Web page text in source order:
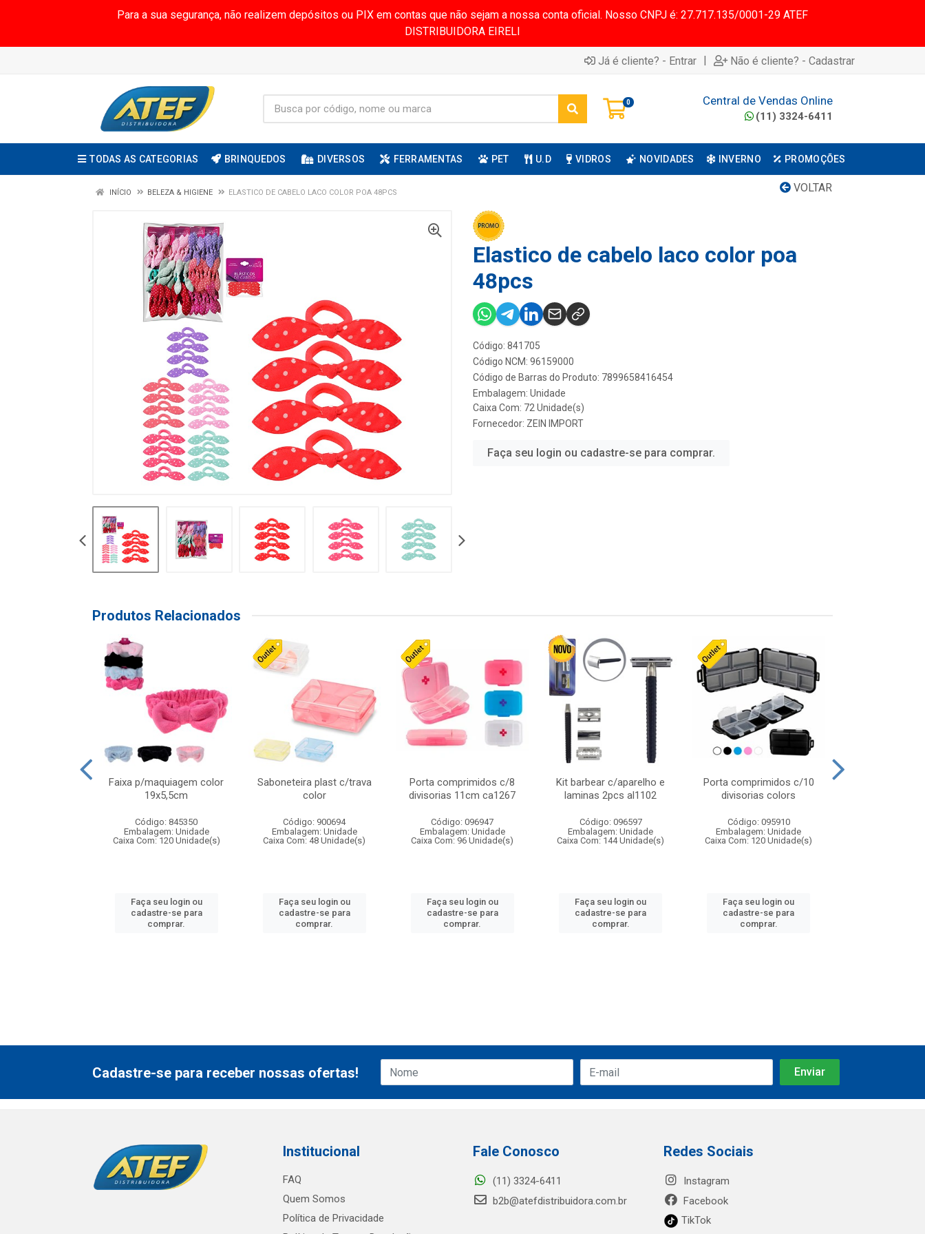
Para a sua segurança, não realizem depósitos ou PIX em contas que não sejam a nossa conta oficial. Nosso CNPJ é: 27.717.135/0001-29 ATEF
DISTRIBUIDORA EIRELI
Já é cliente? - Entrar | Não é cliente? - Cadastrar
0 Central de Vendas Online
(11) 3324-6411
TODAS AS CATEGORIAS BRINQUEDOS DIVERSOS FERRAMENTAS PET U.D VIDROS NOVIDADES INVERNO PROMOÇÕES
VOLTAR
INÍCIO BELEZA & HIGIENE ELASTICO DE CABELO LACO COLOR POA 48PCS
Elastico de cabelo laco color poa
48pcs
Código: 841705
Código NCM: 96159000
Código de Barras do Produto: 7899658416454
Embalagem: Unidade
Caixa Com: 72 Unidade(s)
Fornecedor: ZEIN IMPORT
Faça seu login ou cadastre-se para comprar.
Produtos Relacionados
Faixa p/maquiagem color
19x5,5cm
Código: 845350
Embalagem: Unidade
Caixa Com: 120 Unidade(s)
Faça seu login ou
cadastre-se para
comprar.
Saboneteira plast c/trava
color
Código: 900694
Embalagem: Unidade
Caixa Com: 48 Unidade(s)
Faça seu login ou
cadastre-se para
comprar.
Porta comprimidos c/8
divisorias 11cm ca1267
Código: 096947
Embalagem: Unidade
Caixa Com: 96 Unidade(s)
Faça seu login ou
cadastre-se para
comprar.
Kit barbear c/aparelho e
laminas 2pcs al1102
Código: 096597
Embalagem: Unidade
Caixa Com: 144 Unidade(s)
Faça seu login ou
cadastre-se para
comprar.
Porta comprimidos c/10
divisorias colors
Código: 095910
Embalagem: Unidade
Caixa Com: 120 Unidade(s)
Faça seu login ou
cadastre-se para
comprar.
Cadastre-se para receber nossas ofertas!
Institucional
FAQ
Quem Somos
Política de Privacidade
Fale Conosco
(11) 3324-6411
b2b@atefdistribuidora.com.br
Redes Sociais
Instagram
Facebook
TikTok